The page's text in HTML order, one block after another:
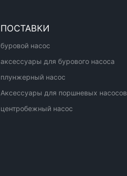
ПОСТАВКИ
буровой насос
аксессуары для бурового насоса
плунжерный насос
Аксессуары для поршневых насосов
центробежный насос